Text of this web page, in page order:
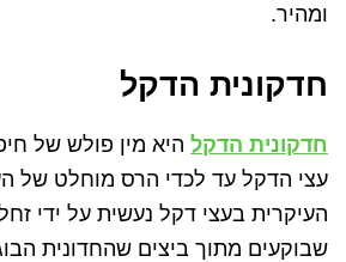
ומהיר.
חדקונית הדקל
חדקונית הדקלהיא מין פולש של
עצי הדקל עד לכדי הרס מוחלט של
העיקרית בעצי דקל נעשית על ידי
שבוקעים מתוך ביצים שהחדונית